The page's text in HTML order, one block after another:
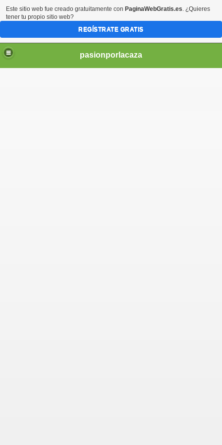
pasionporlacaza
Este sitio web fue creado gratuitamente con PaginaWebGratis.es. ¿Quieres
tener tu propio sitio web?
REGÍSTRATE GRATIS